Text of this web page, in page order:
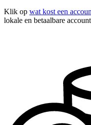
Klik op wat kost een
lokale en betaalbare